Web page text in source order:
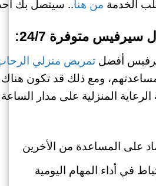
الخدمة من هنا.. سيتصل بك
متوفرة 24/7:
أفضلتمريض منزلي
ومع ذلك قد تكون
المنزلية على مدار
على المساعدة من الأخرين
في أداء المهام اليومية